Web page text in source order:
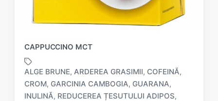
CAPPUCCINO MCT
T
ALGE BRUNE, ARDEREA GRASIMII, COFEINĂ,
CROM, GARCINIA CAMBOGIA, GUARANA,
INULINĂ, REDUCEREA ȚESUTULUI ADIPOS,